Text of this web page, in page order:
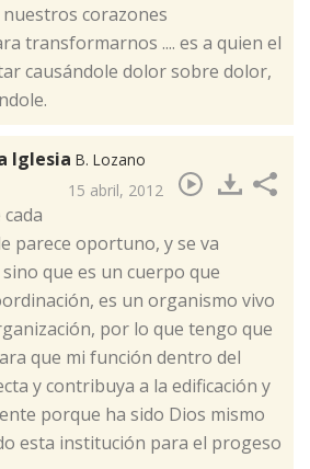
corazones
transformarnos .... es a quien el
causándole dolor sobre dolor,
Iglesia B. Lozano
15 abril, 2012
parece oportuno, y se va
que es un cuerpo que
es un organismo vivo
por lo que tengo que
que mi función dentro del
y contribuya a la edificación y
porque ha sido Dios mismo
esta institución para el progeso